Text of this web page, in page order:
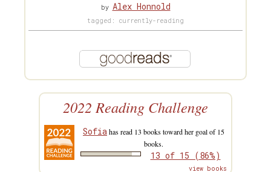
by Alex Honnold
tagged: currently-reading
2022 Reading Challenge
Sofiahas read 13 books toward her goal of 15
books.
13 of 15 (86%)
view books